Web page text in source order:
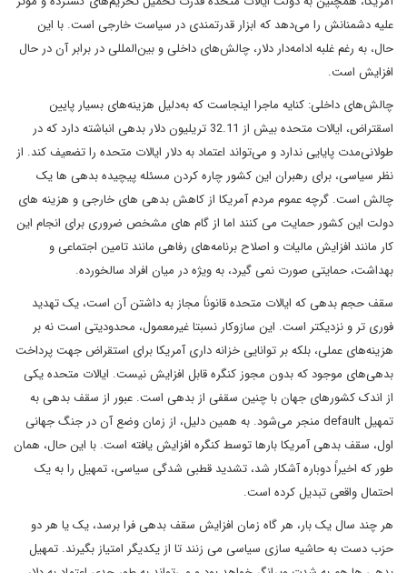
علیه دشمنانش را می‌دهد که ابزار قدرتمندی در سیاست خارجی است. با این
حال، به رغم غلبه‌ ادامه‌دار دلار، چالش‌های داخلی و بین‌المللی در برابر آن در حال
افزایش است.
چالش‌های داخلی: کنایه ماجرا اینجاست که به‌دلیل هزینه‌های بسیار پایین
اسقتراض، ایالات متحده بیش از 32.11 تریلیون دلار بدهی انباشته دارد که در
طولانی‌مدت پایایی ندارد و می‌تواند اعتماد به دلار ایالات متحده را تضعیف کند. از
نظر سیاسی، برای رهبران این کشور چاره کردن مسئله پیچیده بدهی ها یک
چالش است. گرچه عموم مردم آمریکا از کاهش بدهی های خارجی و هزینه های
دولت این کشور حمایت می کنند اما از گام های مشخص ضروری برای انجام این
کار مانند افزایش مالیات و اصلاح برنامه‌های رفاهی مانند تامین اجتماعی و
بهداشت، حمایتی صورت نمی گیرد، به ویژه در میان افراد سالخورده.
سقف حجم بدهی که ایالات متحده قانوناً مجاز به داشتن آن است، یک تهدید
فوری تر و نزدیکتر است. این سازوکار نسبتا غیرمعمول، محدودیتی است نه بر
هزینه‌های عملی، بلکه بر توانایی خزانه داری آمریکا برای استقراض جهت پرداخت
بدهی‌های موجود که بدون مجوز کنگره قابل افزایش نیست. ایالات متحده یکی
از اندک کشورهای جهان با چنین سقفی از بدهی است. عبور از سقف بدهی به
تمهیل default منجر می‌شود. به همین دلیل، از زمان وضع آن در جنگ جهانی
اول، سقف بدهی آمریکا بارها توسط کنگره افزایش یافته است. با این حال، همان
طور که اخیراً دوباره آشکار شد، تشدید قطبی شدگی سیاسی، تمهیل را به یک
احتمال واقعی تبدیل کرده است.
هر چند سال یک بار، هر گاه زمان افزایش سقف بدهی فرا برسد، یک یا هر دو
حزب دست به حاشیه سازی سیاسی می زنند تا از یکدیگر امتیاز بگیرند. تمهیل